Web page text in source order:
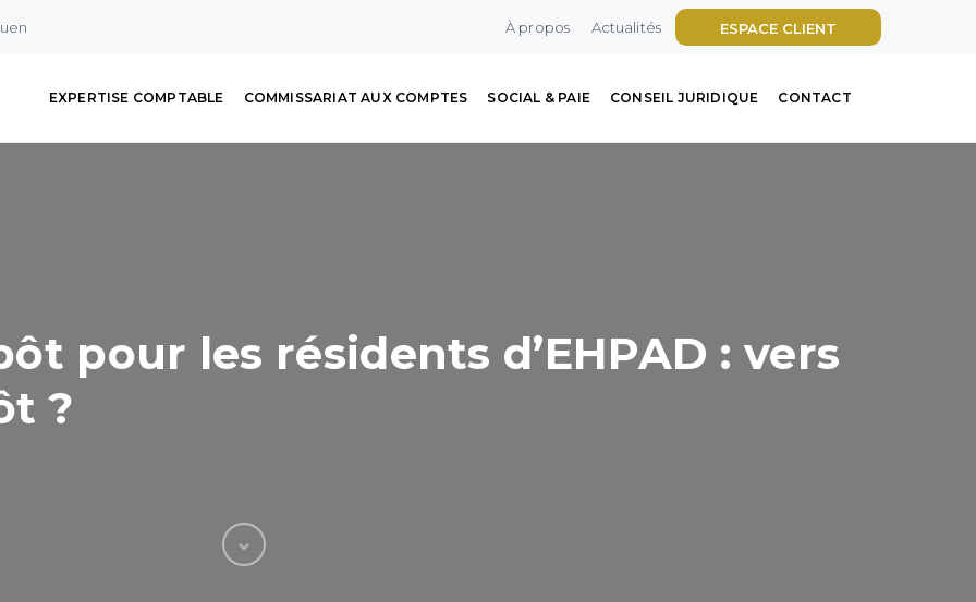
ESPACE CLIENT
À propos Actualités
EXPERTISE COMPTABLE COMMISSARIAT AUX COMPTES SOCIAL & PAIE CONSEIL JURIDIQUE CONTACT
pour les résidents d’EHPAD : vers
?